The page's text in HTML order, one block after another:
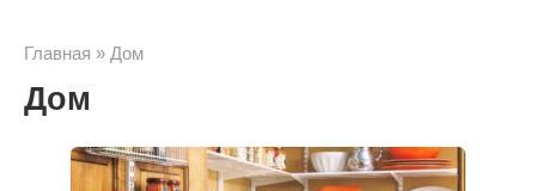
Главная » Дом
Дом